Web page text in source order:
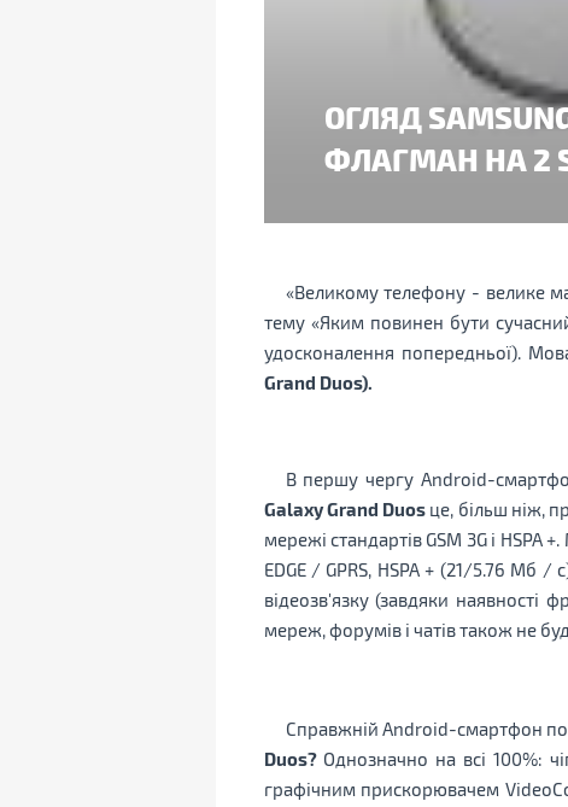
ОГЛЯД
ФЛАГМАН НА 2
«Великому телефону - велике
тему «Яким повинен бути
удосконалення попередньої).
Grand Duos).
В першу чергу Android-
Galaxy Grand Duos це, більш ніж,
мережі стандартів GSM 3G і
EDGE / GPRS, HSPA + (21/5.76 Мб
відеозв'язку (завдяки
мереж, форумів і чатів також не
Справжній Android-смартфон
Duos?Однозначно на всі 100%:
графічним прискорювачем